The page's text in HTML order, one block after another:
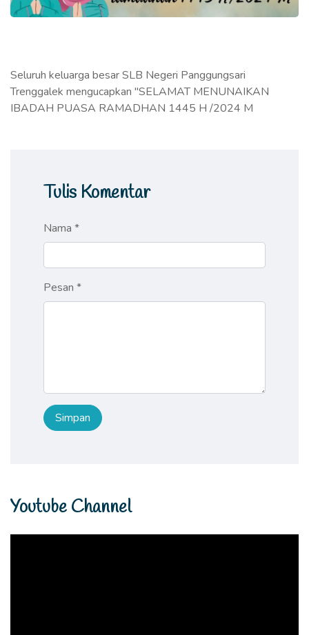
Seluruh keluarga besar SLB Negeri Panggungsari
Trenggalek mengucapkan "SELAMAT MENUNAIKAN
IBADAH PUASA RAMADHAN 1445 H /2024 M
Tulis Komentar
Nama *
Pesan *
Youtube Channel